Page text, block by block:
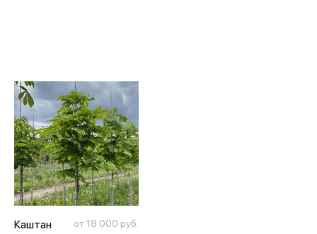
Каштан
от 18 000 руб.